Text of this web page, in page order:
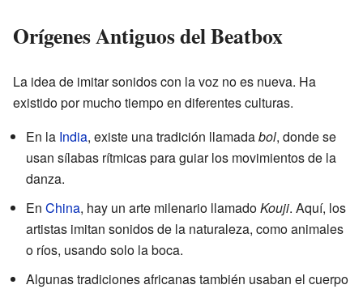
Orígenes Antiguos del Beatbox
La idea de imitar sonidos con la voz no es nueva. Ha
existido por mucho tiempo en diferentes culturas.
En la India, existe una tradición llamadabol, donde se
usan sílabas rítmicas para guiar los movimientos de la
danza.
En China, hay un arte milenario llamadoKouji. Aquí, los
artistas imitan sonidos de la naturaleza, como animales
o ríos, usando solo la boca.
Algunas tradiciones africanas también usaban el cuerpo